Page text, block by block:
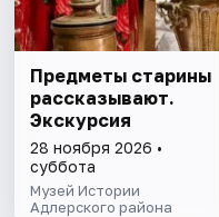
Предметы старины
рассказывают.
Экскурсия
28 ноября 2026 •
суббота
Музей Истории
Адлерского района